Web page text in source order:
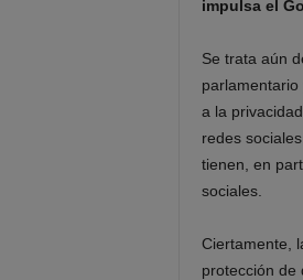
impulsa el
Se trata aún
a la
redes
tienen, en
sociales.
Ciertamente,
protección de